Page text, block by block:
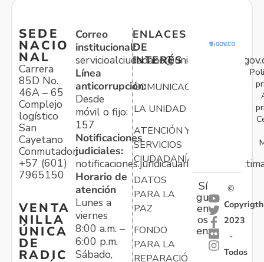
SEDE
NACIO
NAL
Carrera
85D No.
46A – 65
Complejo
logístico
San
Cayetano
Conmutador:
+57 (601)
7965150
VENTA
NILLA
ÚNICA
DE
RADIC
Correo
institucional:
Línea
anticorrupción:
Desde
móvil o fijo:
157
Notificaciones
judiciales:
Horario de
atención
Lunes a
viernes
8:00 a.m. –
6:00 p.m.
Sábado,
ENLACES
DE
INTERÉS
COMUNICACIONES
LA UNIDAD
ATENCIÓN Y
SERVICIOS
CIUDADANÍA
DATOS
PARA LA
PAZ
FONDO
PARA LA
REPARACIÓN
Sí
gu
en
os
en:
©
Copyrigth
2023
-
Todos